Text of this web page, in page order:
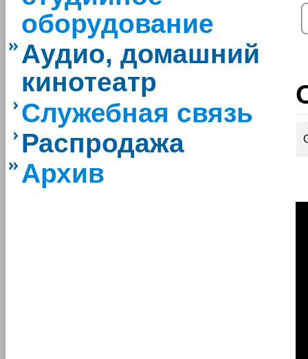
оборудование
Аудио, домашний
кинотеатр
Служебная связь
Распродажа
Архив